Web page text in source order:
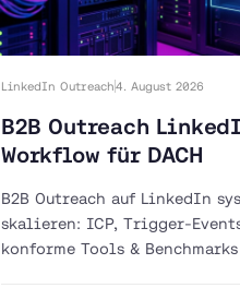
LinkedIn Outreach4. August 2026
B2B Outreach
Workflow für DACH
B2B Outreach auf LinkedIn
skalieren: ICP, Trigger-
konforme Tools &